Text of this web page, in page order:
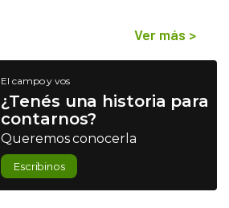
Ver más >
El campo y vos
¿Tenés una historia para
contarnos?
Queremos conocerla
Escribinos